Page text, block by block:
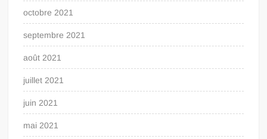
octobre 2021
septembre 2021
août 2021
juillet 2021
juin 2021
mai 2021